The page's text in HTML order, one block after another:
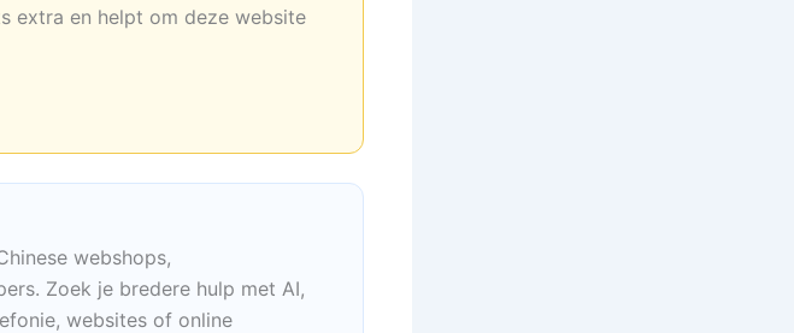
extra en helpt om deze website
webshops,
Zoek je bredere hulp met AI,
websites of online